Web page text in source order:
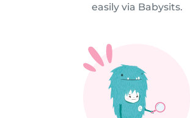
easily via Babysits.